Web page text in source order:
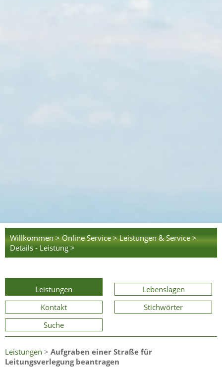
Willkommen > Online Service > Leistungen & Service >
Details - Leistung >
Leistungen
Lebenslagen
Kontakt
Stichwörter
Suche
Leistungen > Aufgraben einer Straße für
Leitungsverlegung beantragen